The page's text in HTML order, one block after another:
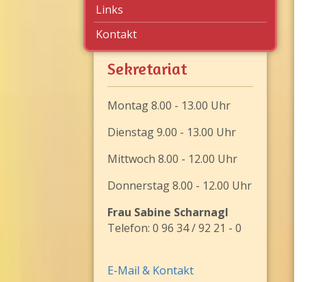
Links
Kontakt
Sekretariat
Montag 8.00 - 13.00 Uhr
Dienstag 9.00 - 13.00 Uhr
Mittwoch 8.00 - 12.00 Uhr
Donnerstag 8.00 - 12.00 Uhr
Frau Sabine Scharnagl
Telefon: 0 96 34 / 92 21 - 0
E-Mail & Kontakt